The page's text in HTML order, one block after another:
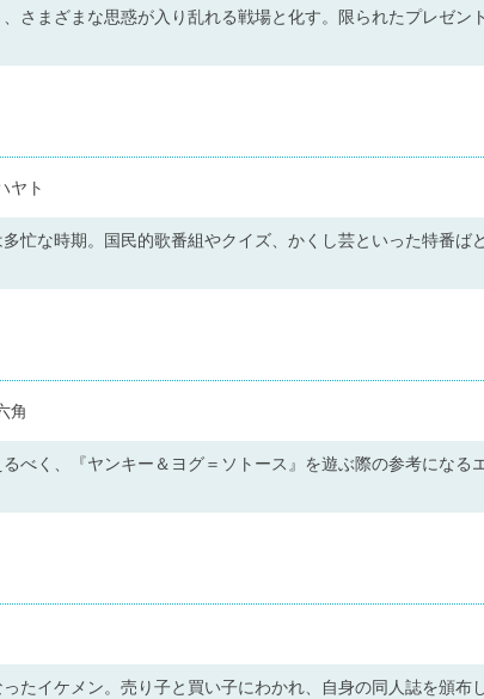
さまざまな思惑が入り乱れる戦場と化す。限られたプレゼン
ヤト
忙な時期。国民的歌番組やクイズ、かくし芸といった特番ば
角
べく、『ヤンキー＆ヨグ＝ソトース』を遊ぶ際の参考になる
たイケメン。売り子と買い子にわかれ、自身の同人誌を頒布